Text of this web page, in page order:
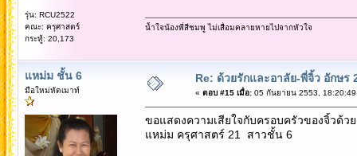
รุ่น: RCU2522
คณะ: ครุศาสตร์
กระทู้: 20,173
น้ำใจน้องพี่สีชมพู ไม่เสื่อมคลายหายไปจากหัวใจ
แหม่ม ชั้น 6
มือใหม่หัดเมาท์
Re: ด้วยรักและอาลัย-พี่จิ้ว อักษร
« ตอบ #15 เมื่อ:05 กันยายน 2553, 18:20:49
ขอแสดงความเสียใจกับครอบครัวของจิ้วด้ว
แหม่ม ครุศาสตร์ 21 สาวชั้น 6